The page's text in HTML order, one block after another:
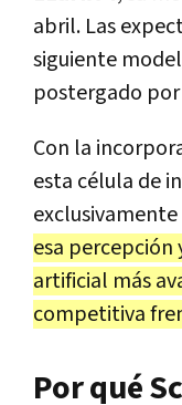
abril. Las
siguiente
postergado
Con la
esta célula de
exclusivamente
esa
artificial más
competitiva
Por qué